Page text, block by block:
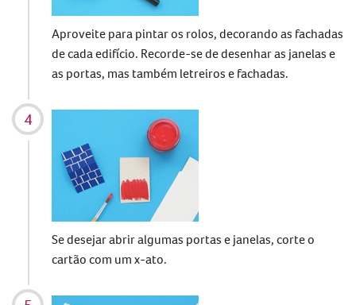
Aproveite para pintar os rolos, decorando as fachadas
de cada edifício. Recorde-se de desenhar as janelas e
as portas, mas também letreiros e fachadas.
Se desejar abrir algumas portas e janelas, corte o
cartão com um x-ato.